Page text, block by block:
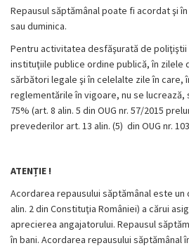
Repausul săptămânal poate fi acordat şi
sau duminica.
Pentru activitatea desfăşurată de poliţiştii
instituţiile publice ordine publică, în zilele
sărbători legale şi în celelalte zile în care,
reglementările în vigoare, nu se lucrează,
75% (art. 8 alin. 5 din OUG nr. 57/2015
prevederilorart. 13 alin. (5) din OUG nr.
ATENȚIE !
Acordarea repausului săptămânal este
alin. 2 din Constituţia României) a cărui
aprecierea angajatorului. Repausul
în bani. Acordarea repausului săptămânal